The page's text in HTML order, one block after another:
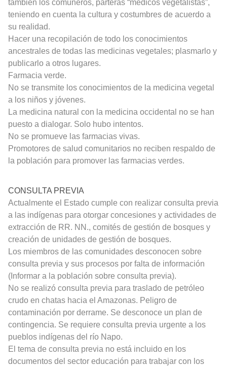
también los comuneros, parteras “médicos vegetalistas”,
teniendo en cuenta la cultura y costumbres de acuerdo a
su realidad.
Hacer una recopilación de todo los conocimientos
ancestrales de todas las medicinas vegetales; plasmarlo y
publicarlo a otros lugares.
Farmacia verde.
No se transmite los conocimientos de la medicina vegetal
a los niños y jóvenes.
La medicina natural con la medicina occidental no se han
puesto a dialogar. Solo hubo intentos.
No se promueve las farmacias vivas.
Promotores de salud comunitarios no reciben respaldo de
la población para promover las farmacias verdes.
CONSULTA PREVIA
Actualmente el Estado cumple con realizar consulta previa
a las indígenas para otorgar concesiones y actividades de
extracción de RR. NN., comités de gestión de bosques y
creación de unidades de gestión de bosques.
Los miembros de las comunidades desconocen sobre
consulta previa y sus procesos por falta de información
(Informar a la población sobre consulta previa).
No se realizó consulta previa para traslado de petróleo
crudo en chatas hacia el Amazonas. Peligro de
contaminación por derrame. Se desconoce un plan de
contingencia. Se requiere consulta previa urgente a los
pueblos indígenas del río Napo.
El tema de consulta previa no está incluido en los
documentos del sector educación para trabajar con los